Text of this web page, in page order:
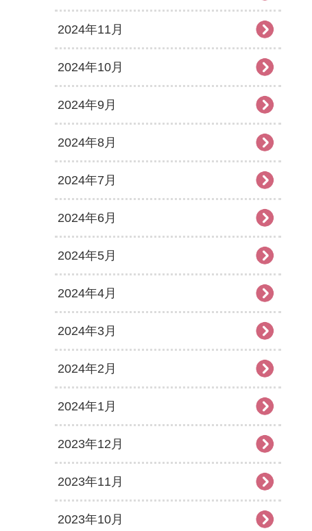
2024年11月
2024年10月
2024年9月
2024年8月
2024年7月
2024年6月
2024年5月
2024年4月
2024年3月
2024年2月
2024年1月
2023年12月
2023年11月
2023年10月